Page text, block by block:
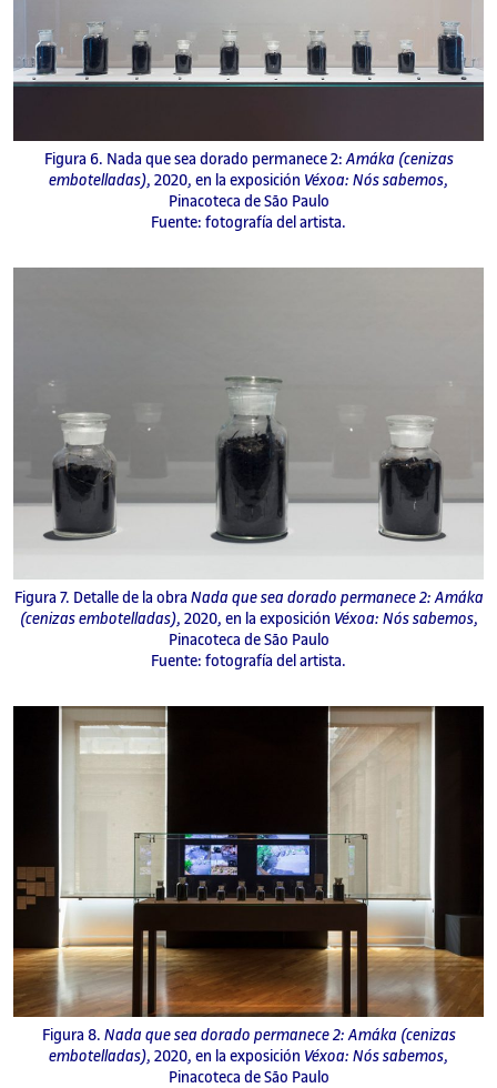
Figura 6. Nada que sea dorado permanece 2:Amáka (cenizas
embotelladas), 2020, en la exposición Véxoa: Nós sabemos,
Pinacoteca de São Paulo
Fuente: fotografía del artista.
Figura 7. Detalle de la obra Nada que sea dorado permanece 2: Amáka
(cenizas embotelladas), 2020, en la exposición Véxoa: Nós sabemos,
Pinacoteca de São Paulo
Fuente: fotografía del artista.
Figura 8. Nada que sea dorado permanece 2: Amáka (cenizas
embotelladas), 2020, en la exposición Véxoa: Nós sabemos,
Pinacoteca de São Paulo